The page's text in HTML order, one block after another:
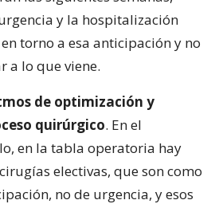
y la hospitalización
torno a esa anticipación y no
a lo que viene.
de optimización y
quirúrgico. En el
en la tabla operatoria hay
electivas, que son como
no de urgencia, y esos